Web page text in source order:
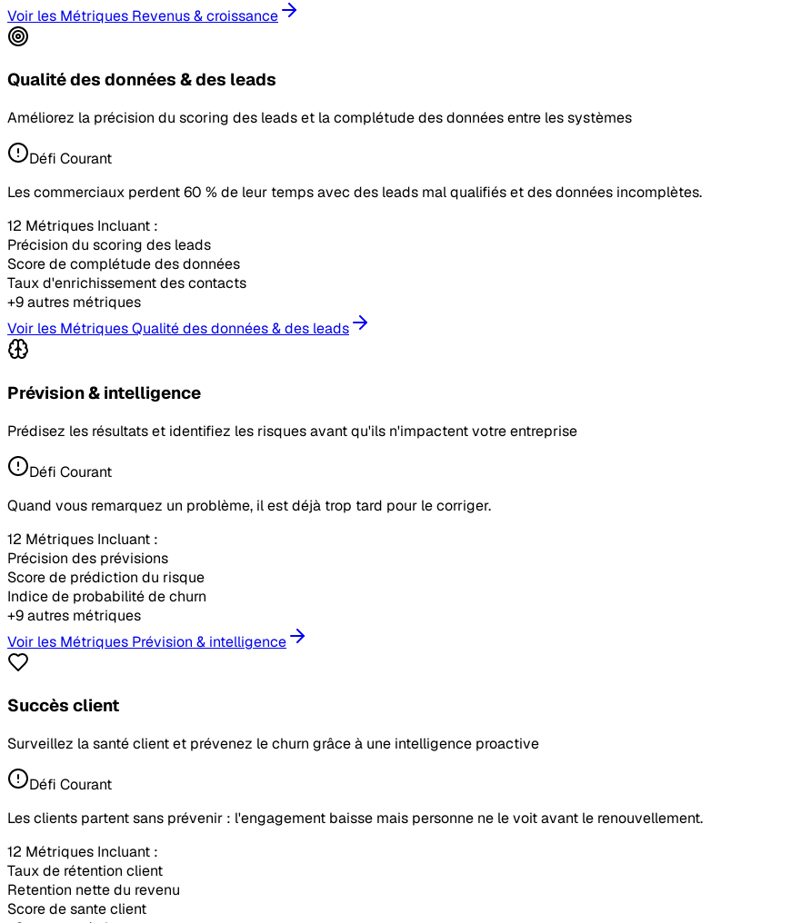
Voir les Métriques Revenus & croissance
Qualité des données & des leads
Améliorez la précision du scoring des leads et la complétude des données entre les systèmes
Défi Courant
Les commerciaux perdent 60 % de leur temps avec des leads mal qualifiés et des données incomplètes.
12 Métriques Incluant :
Précision du scoring des leads
Score de complétude des données
Taux d'enrichissement des contacts
+9 autres métriques
Voir les Métriques Qualité des données & des leads
Prévision & intelligence
Prédisez les résultats et identifiez les risques avant qu'ils n'impactent votre entreprise
Défi Courant
Quand vous remarquez un problème, il est déjà trop tard pour le corriger.
12 Métriques Incluant :
Précision des prévisions
Score de prédiction du risque
Indice de probabilité de churn
+9 autres métriques
Voir les Métriques Prévision & intelligence
Succès client
Surveillez la santé client et prévenez le churn grâce à une intelligence proactive
Défi Courant
Les clients partent sans prévenir : l'engagement baisse mais personne ne le voit avant le renouvellement.
12 Métriques Incluant :
Taux de rétention client
Retention nette du revenu
Score de sante client